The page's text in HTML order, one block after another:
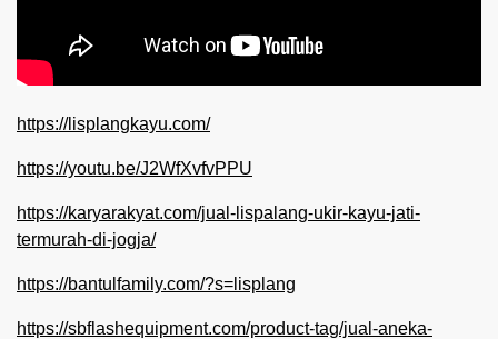
https://lisplangkayu.com/
https://youtu.be/J2WfXvfvPPU
https://karyarakyat.com/jual-lispalang-ukir-kayu-jati-
termurah-di-jogja/
https://bantulfamily.com/?s=lisplang
https://sbflashequipment.com/product-tag/jual-aneka-